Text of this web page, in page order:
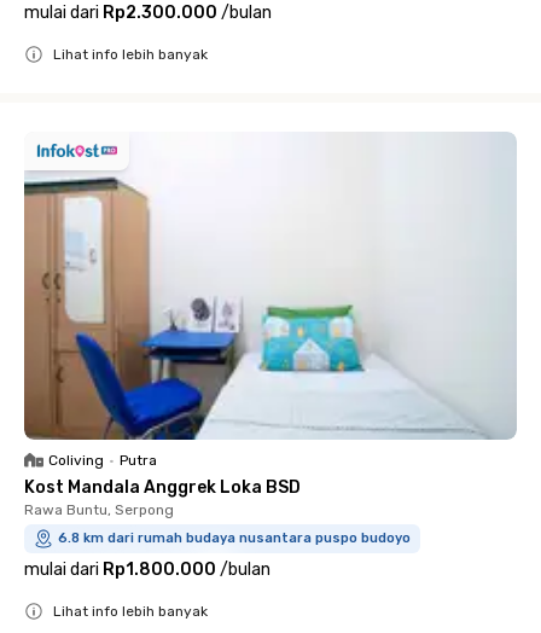
mulai dari Rp2.300.000 /bulan
Lihat info lebih banyak
Coliving • Putra
Kost Mandala Anggrek Loka BSD
Rawa Buntu, Serpong
6.8 km dari rumah budaya nusantara puspo budoyo
mulai dari Rp1.800.000 /bulan
Lihat info lebih banyak